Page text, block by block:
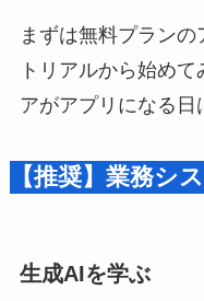
まずは無料プラン
トリアルから始め
アがアプリになる日
【推奨】業務シ
生成AIを学ぶ